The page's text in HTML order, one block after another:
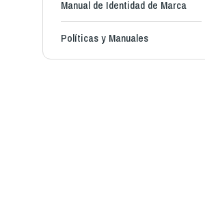
Manual de Identidad de Marca
Políticas y Manuales